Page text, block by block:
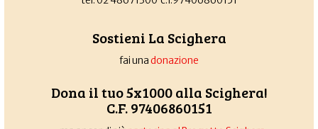
Sostieni La Scighera
fai unadonazione
Dona il tuo 5x1000 alla Scighera!
C.F. 97406860151